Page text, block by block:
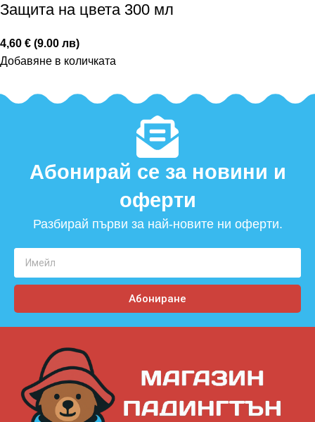
Защита на цвета 300 мл
4,60 € (9.00 лв)
Добавяне в количката
Абонирай се за новини и
оферти​
Разбирай първи за най-новите ни оферти.
Абониране